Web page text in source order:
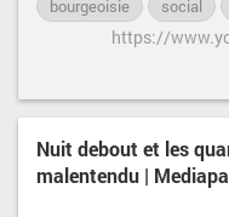
bourgeoisie social
https://
Nuit debout et les
malentendu |